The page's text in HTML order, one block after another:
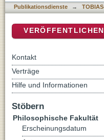
Publikationsdienste →
VERÖFFENTLICHEN
Kontakt
Verträge
Hilfe und Informationen
Stöbern
Philosophische Fakultät
Erscheinungsdatum